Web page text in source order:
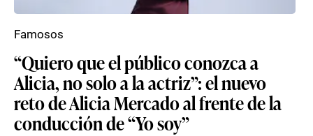
“Quiero que el público conozca a
Alicia, no solo a la actriz”: el nuevo
reto de Alicia Mercado al frente de la
conducción de “Yo soy”
Famosos